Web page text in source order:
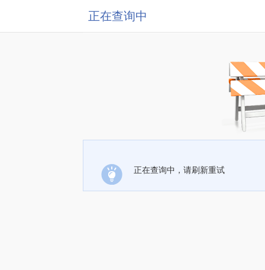
正在查询中
正在查询中，请刷新重试